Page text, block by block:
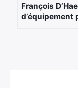
François
d’équipement